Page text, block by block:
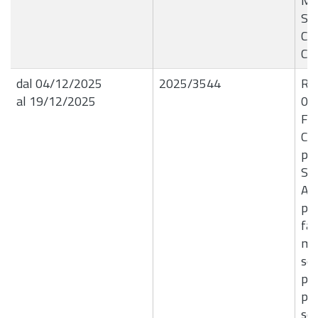
dal 04/12/2025
al 19/12/2025
2025/3544